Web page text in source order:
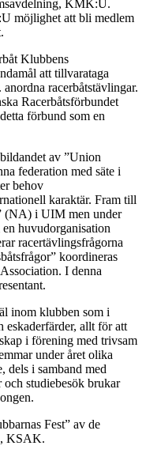
KMK:U.
möjlighet att bli medlem
Klubbens
att tillvarataga
racerbåtstävlingar.
Racerbåtsförbundet
förbund som en
av ”Union
federation med säte i
behov
karaktär. Fram till
(NA) i UIM men under
huvudorganisation
racertävlingsfrågorna
koordineras
I denna
inom klubben som i
eskaderfärder, allt för att
i förening med trivsam
under året olika
dels i samband med
studiebesök brukar
Fest” av de
KSAK.